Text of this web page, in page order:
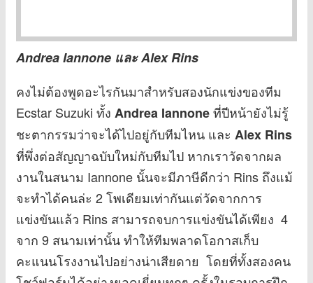
Andrea Iannone และ Alex Rins
คงไม่ต้องพูดอะไรกันมาสำหรับสองนักแข่งของทีม
Ecstar Suzuki ทั้ง Andrea Iannoneที่ปีหน้ายังไม่รู้
ชะตากรรมว่าจะได้ไปอยู่กับทีมไหน และ Alex Rins
ที่พึ่งต่อสัญญาฉบับใหม่กับทีมไป หากเราวัดจากผล
งานในสนาม Iannone นั้นจะมีภาษีดีกว่า Rins ถึงแม้
จะทำได้คนล่ะ 2 โพเดียมเท่ากันแต่วัดจากการ
แข่งขันแล้ว Rins สามารถจบการแข่งขันได้เพียง 4
จาก 9 สนามเท่านั้น ทำให้ทีมพลาดโอกาสเก็บ
คะแนนโรงงานไปอย่างน่าเสียดาย โดยที่ทั้งสองคน